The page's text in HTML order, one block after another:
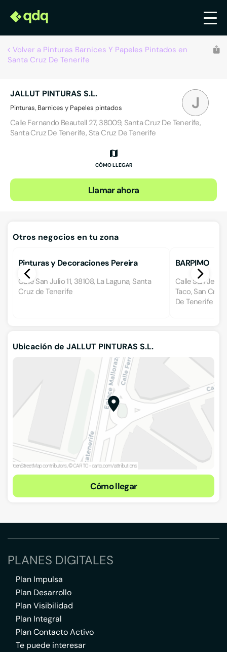
Volver a Pinturas Barnices Y Papeles Pintados en
Santa Cruz De Tenerife
J
JALLUT PINTURAS S.L.
Pinturas, Barnices y Papeles pintados
Calle Fernando Beautell 27, 38009, Santa Cruz De Tenerife,
Santa Cruz De Tenerife, Sta Cruz De Tenerife
CÓMO LLEGAR
Llamar ahora
Otros negocios en tu zona
Pinturas y Decoraciones Pereira
Calle San Julio 11, 38108, La Laguna, Santa
Cruz de Tenerife
BARPIMO
Calle San
Taco, San
De Tenerife
Ubicación de JALLUT PINTURAS S.L.
Cómo llegar
PLANES DIGITALES
Plan Impulsa
Plan Desarrollo
Plan Visibilidad
Plan Integral
Plan Contacto Activo
Te puede interesar